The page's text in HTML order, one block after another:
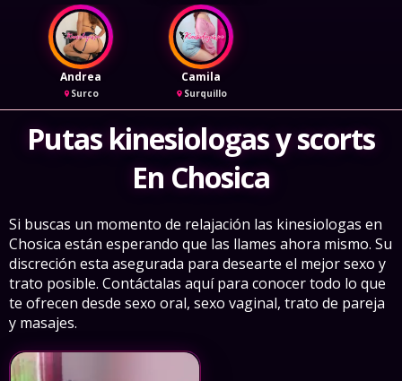
Andrea
Surco
Camila
Surquillo
Putas kinesiologas y scorts
En Chosica
Si buscas un momento de relajación las kinesiologas en
Chosica están esperando que las llames ahora mismo. Su
discreción esta asegurada para desearte el mejor sexo y
trato posible. Contáctalas aquí para conocer todo lo que
te ofrecen desde sexo oral, sexo vaginal, trato de pareja
y masajes.